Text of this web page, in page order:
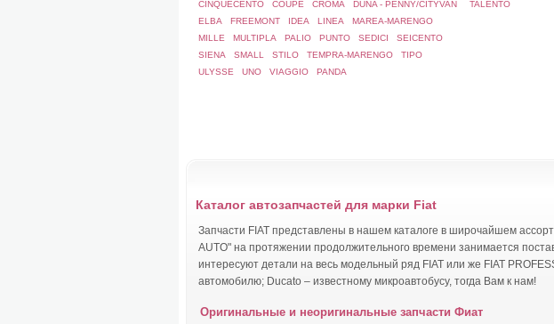
CINQUECENTO COUPÈ CROMA DUNA - PENNY/CITYVAN
ELBA FREEMONT IDEA LINEA MAREA-MARENGO
MILLE MULTIPLA PALIO PUNTO SEDICI SEICENTO
SIENA SMALL STILO TEMPRA-MARENGO TIPO
ULYSSE UNO VIAGGIO PANDA
TALENTO
Каталог автозапчастей для марки Fiat
Запчасти FIAT представлены в нашем каталоге в широчайшем
AUTO" на протяжении продолжительного времени занимается
интересуют детали на весь модельный ряд FIAT или же FIAT
автомобилю; Ducato – известному микроавтобусу, тогда Вам к нам!
Оригинальные и неоригинальные запчасти Фиат